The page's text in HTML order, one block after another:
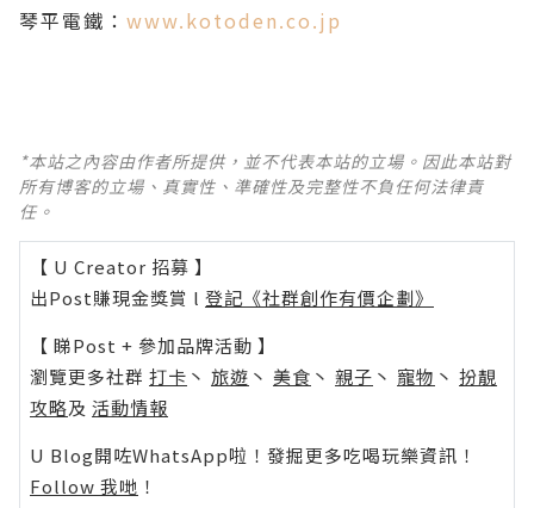
琴平電鐵： www.kotoden.co.jp
*本站之內容由作者所提供，並不代表本站的立場。因此本站對
所有博客的立場、真實性、準確性及完整性不負任何法律責
任。
【 U Creator 招募 】
出Post賺現金獎賞 l 登記《社群創作有價企劃》
【 睇Post + 參加品牌活動 】
瀏覽更多社群 打卡 丶 旅遊 丶 美食 丶 親子 丶 寵物 丶 扮靚
攻略及 活動情報
U Blog開咗WhatsApp啦！發掘更多吃喝玩樂資訊！
Follow 我哋 ！